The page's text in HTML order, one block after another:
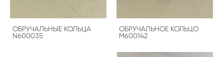
ОБРУЧАЛЬНЫЕ КОЛЬЦА
N600035
ОБРУЧАЛЬНОЕ КОЛЬЦО
M600142